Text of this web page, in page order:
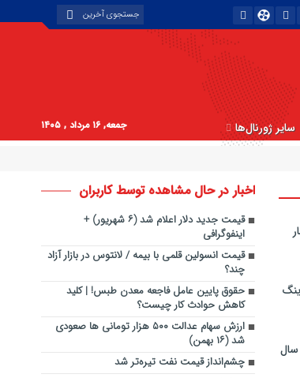
سایر ژورنال‌ها جمعه, ۱۶ مرداد , ۱۴۰۵
اخبار در حال مشاهده توسط کاربران
قیمت جدید دلار اعلام شد (۶ شهریور) +
اینفوگرافی
قیمت انسولین قلمی با بیمه / لانتوس در بازار آزاد
چند؟
حقوق پایین عامل فاجعه معدن طبس! | کلید
کاهش حوادث کار چیست؟
ارزش سهام عدالت ۵۰۰ هزار تومانی ها صعودی
شد (۱۶ بهمن)
چشم‌انداز قیمت نفت تیره‌تر شد